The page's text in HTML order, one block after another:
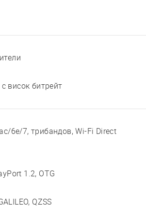
висок битрейт
6e/7, трибандов, Wi-Fi Direct
1.2, OTG
QZSS